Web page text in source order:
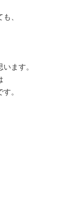
、
ます。
。